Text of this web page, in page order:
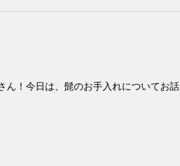
ん！今日は、髭のお手入れについてお